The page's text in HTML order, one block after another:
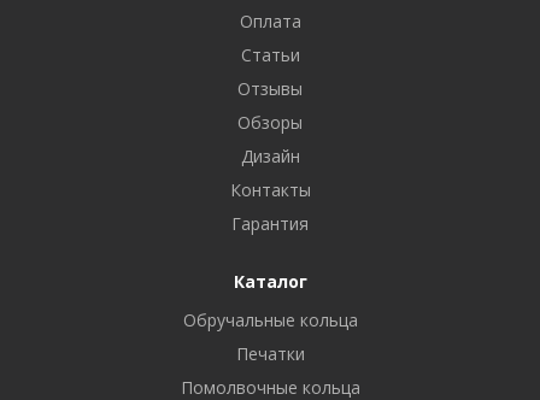
Оплата
Статьи
Отзывы
Обзоры
Дизайн
Контакты
Гарантия
Каталог
Обручальные кольца
Печатки
Помолвочные кольца